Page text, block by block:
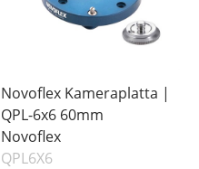
Novoflex Kameraplatta |
QPL-6x6 60mm
Novoflex
QPL6X6